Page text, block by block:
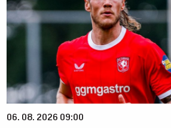
06. 08. 2026 09:00